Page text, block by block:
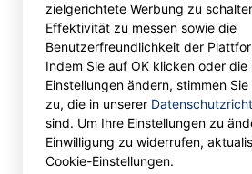
zielgerichtete Werbung zu
Effektivität zu messen sowie die
Benutzerfreundlichkeit der
Indem Sie auf OK klicken oder die
Einstellungen ändern, stimmen
zu, die in unserer
sind. Um Ihre Einstellungen zu
Einwilligung zu widerrufen,
Cookie-Einstellungen.